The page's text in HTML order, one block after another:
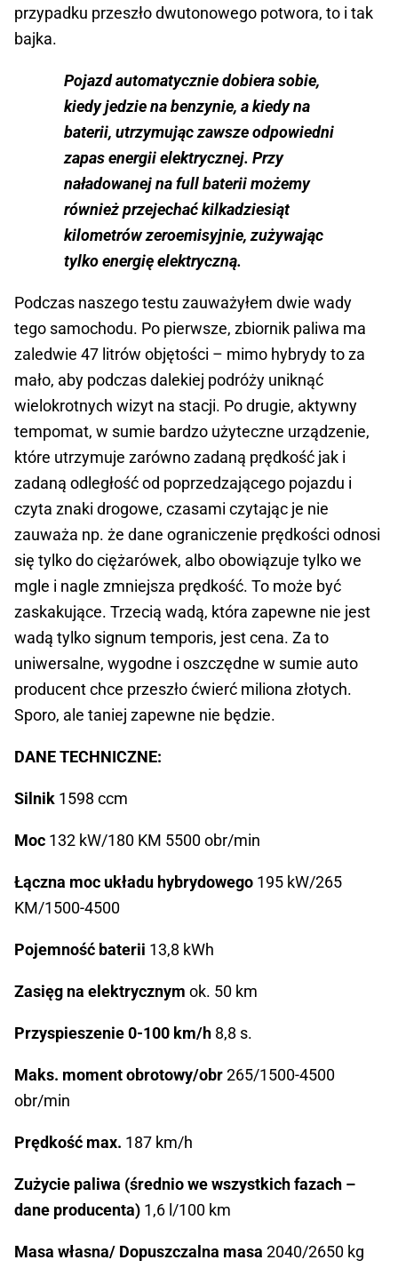
przypadku przeszło dwutonowego potwora, to i tak
bajka.
Pojazd automatycznie dobiera sobie,
kiedy jedzie na benzynie, a kiedy na
baterii, utrzymując zawsze odpowiedni
zapas energii elektrycznej. Przy
naładowanej na full baterii możemy
również przejechać kilkadziesiąt
kilometrów zeroemisyjnie, zużywając
tylko energię elektryczną.
Podczas naszego testu zauważyłem dwie wady
tego samochodu. Po pierwsze, zbiornik paliwa ma
zaledwie 47 litrów objętości – mimo hybrydy to za
mało, aby podczas dalekiej podróży uniknąć
wielokrotnych wizyt na stacji. Po drugie, aktywny
tempomat, w sumie bardzo użyteczne urządzenie,
które utrzymuje zarówno zadaną prędkość jak i
zadaną odległość od poprzedzającego pojazdu i
czyta znaki drogowe, czasami czytając je nie
zauważa np. że dane ograniczenie prędkości odnosi
się tylko do ciężarówek, albo obowiązuje tylko we
mgle i nagle zmniejsza prędkość. To może być
zaskakujące. Trzecią wadą, która zapewne nie jest
wadą tylko signum temporis, jest cena. Za to
uniwersalne, wygodne i oszczędne w sumie auto
producent chce przeszło ćwierć miliona złotych.
Sporo, ale taniej zapewne nie będzie.
DANE TECHNICZNE:
Silnik 1598 ccm
Moc 132 kW/180 KM 5500 obr/min
Łączna moc układu hybrydowego 195 kW/265
KM/1500-4500
Pojemność baterii 13,8 kWh
Zasięg na elektrycznym ok. 50 km
Przyspieszenie 0-100 km/h 8,8 s.
Maks. moment obrotowy/obr265/1500-4500
obr/min
Prędkość max. 187 km/h
Zużycie paliwa (średnio we wszystkich fazach –
dane producenta) 1,6 l/100 km
Masa własna/ Dopuszczalna masa 2040/2650 kg